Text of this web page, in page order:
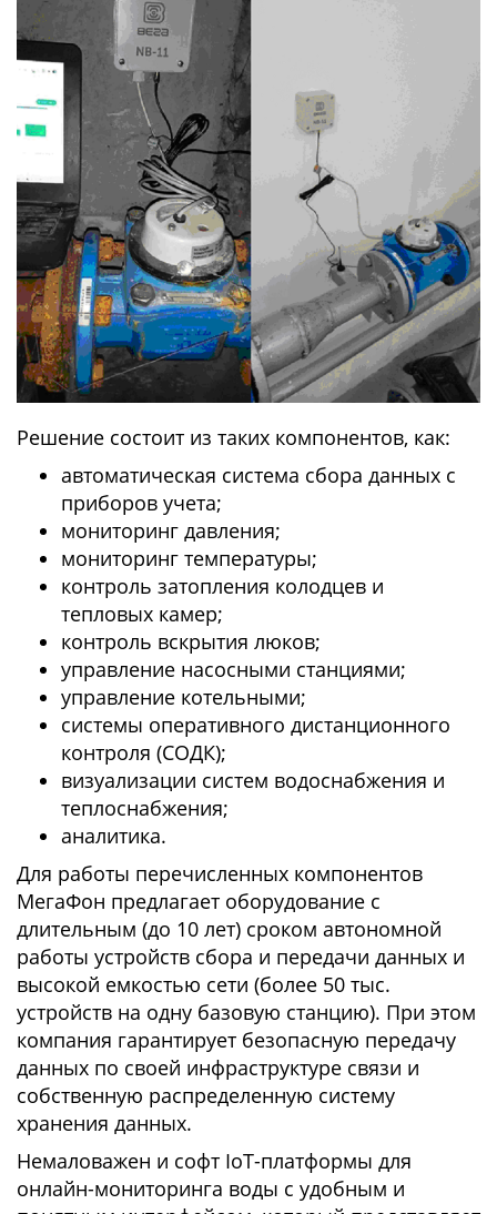
Решение состоит из таких компонентов, как:
автоматическая система сбора данных с
приборов учета;
мониторинг давления;
мониторинг температуры;
контроль затопления колодцев и
тепловых камер;
контроль вскрытия люков;
управление насосными станциями;
управление котельными;
системы оперативного дистанционного
контроля (СОДК);
визуализации систем водоснабжения и
теплоснабжения;
аналитика.
Для работы перечисленных компонентов
МегаФон предлагает оборудование с
длительным (до 10 лет) сроком автономной
работы устройств сбора и передачи данных и
высокой емкостью сети (более 50 тыс.
устройств на одну базовую станцию). При этом
компания гарантирует безопасную передачу
данных по своей инфраструктуре связи и
собственную распределенную систему
хранения данных.
Немаловажен и софт IoT-платформы для
онлайн-мониторинга воды с удобным и